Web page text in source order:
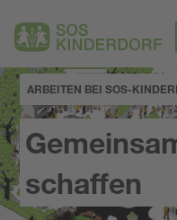
ARBEITEN BEI SOS-
schaffen